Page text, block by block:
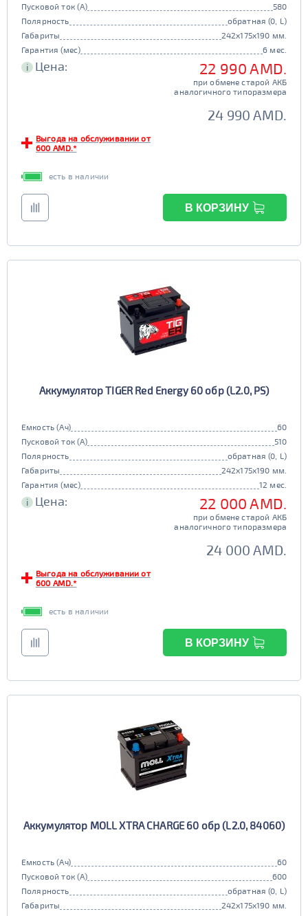
Пусковой ток (А)
580
Полярность
обратная (0, L)
Габариты
242x175x190 мм.
Гарантия (мес)
6 мес.
i Цена: 22 990 AMD.
при обмене старой АКБ
аналогичного типоразмера
24 990 AMD.
Выгода на обслуживании от
600 AMD.*
есть в наличии
В КОРЗИНУ
Аккумулятор TIGER Red Energy 60 обр (L2.0, PS)
Емкость (Ач)
60
Пусковой ток (А)
510
Полярность
обратная (0, L)
Габариты
242x175x190 мм.
Гарантия (мес)
12 мес.
i Цена: 22 000 AMD.
при обмене старой АКБ
аналогичного типоразмера
24 000 AMD.
Выгода на обслуживании от
600 AMD.*
есть в наличии
В КОРЗИНУ
Аккумулятор MOLL XTRA CHARGE 60 обр (L2.0, 84060)
Емкость (Ач)
60
Пусковой ток (А)
600
Полярность
обратная (0, L)
Габариты
242x175x190 мм.